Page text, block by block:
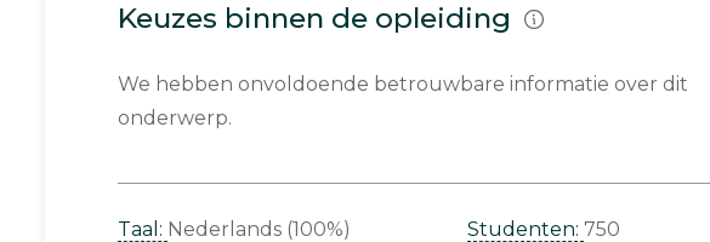
Keuzes binnen de opleiding
We hebben onvoldoende betrouwbare informatie over dit
onderwerp.
Taal: Nederlands (100%)
Studenten: 750